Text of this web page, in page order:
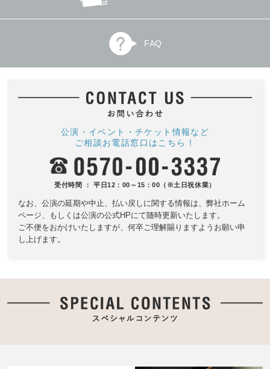
FAQ
公演・イベント・チケット情報など
ご相談お電話窓口はこちら！
受付時間 ： 平日12：00～15：00（※土日祝休業）
なお、公演の延期や中止、払い戻しに関する情報は、 弊社ホーム
ページ、もしくは公演の公式HPにて随時更新いたします。
ご不便をおかけいたしますが、何卒ご理解賜りますようお願い申
し上げます。